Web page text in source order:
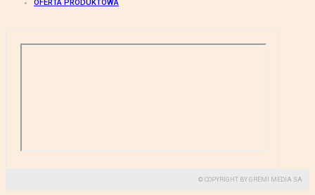
OFERTA PRODUKTOWA
© COPYRIGHT BY GREMI MEDIA SA